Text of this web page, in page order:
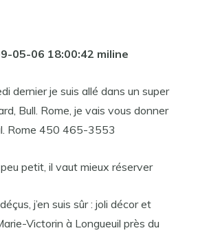
05-06 18:00:42 miline
dernier je suis allé dans un super
Bull. Rome, je vais vous donner
Rome 450 465-3553
petit, il vaut mieux réserver
j’en suis sûr : joli décor et
Victorin à Longueuil près du